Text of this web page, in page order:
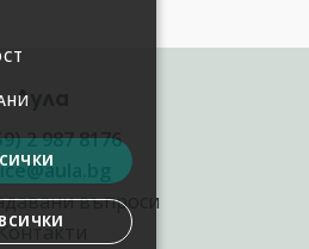
Аула
2 987 8176
въпроси
Контакти